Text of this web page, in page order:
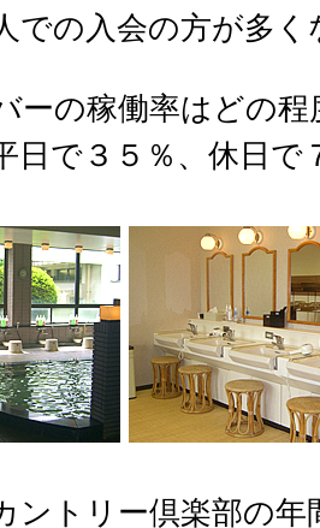
での入会の方が多
ーの稼働率はどの
日で３５％、休日で
ントリー倶楽部の年